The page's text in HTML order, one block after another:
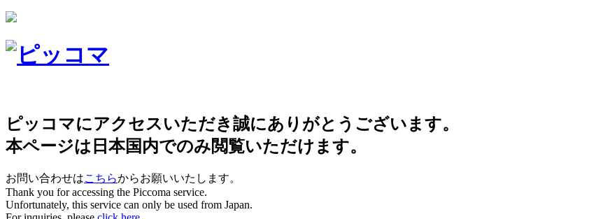
ピッコマにアクセスいただき誠にありがとうございます。
本ページは日本国内でのみ閲覧いただけます。
お問い合わせはこちらからお願いいたします。
Thank you for accessing the Piccoma service.
Unfortunately, this service can only be used from Japan.